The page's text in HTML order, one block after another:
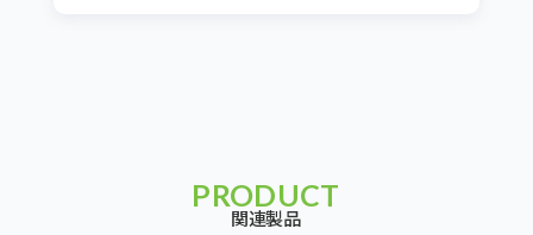
PRODUCT
関連製品